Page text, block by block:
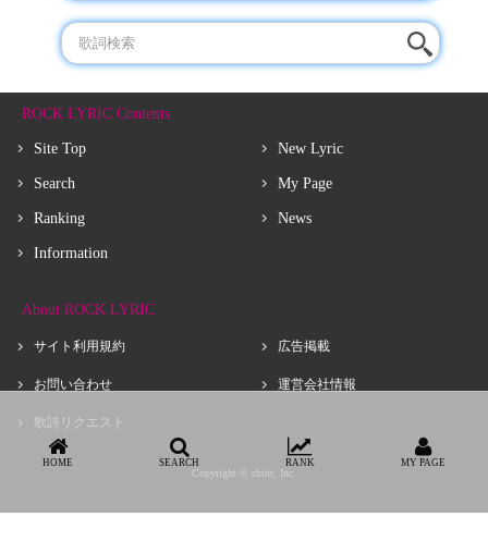
ROCK LYRIC Contents
Site Top
Search
Ranking
Information
New Lyric
My Page
News
About ROCK LYRIC
サイト利用規約
お問い合わせ
歌詩リクエスト
広告掲載
運営会社情報
Copyright © choir, Inc.
HOME SEARCH RANK MY PAGE